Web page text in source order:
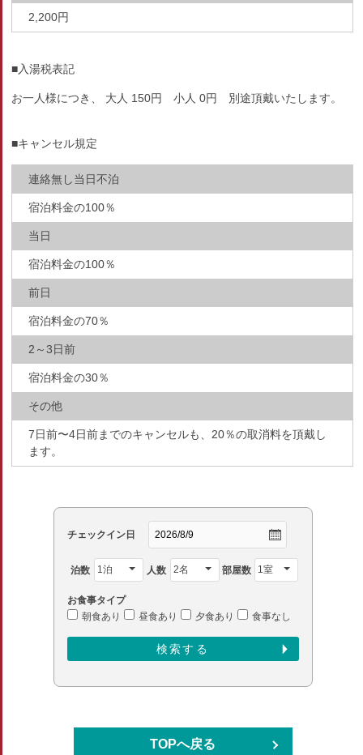
2,200円
■入湯税表記
お一人様につき、 大人 150円 小人 0円 別途頂戴いたします。
■キャンセル規定
連絡無し当日不泊
宿泊料金の100％
当日
宿泊料金の100％
前日
宿泊料金の70％
2～3日前
宿泊料金の30％
その他
7日前〜4日前までのキャンセルも、20％の取消料を頂戴し
ます。
チェックイン日
泊数 人数 部屋数
お食事タイプ
朝食あり
昼食あり 夕食あり 食事なし
TOPへ戻る